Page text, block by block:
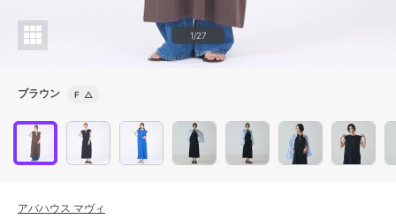
1/27
ブラウン F △
アバハウス マヴィ